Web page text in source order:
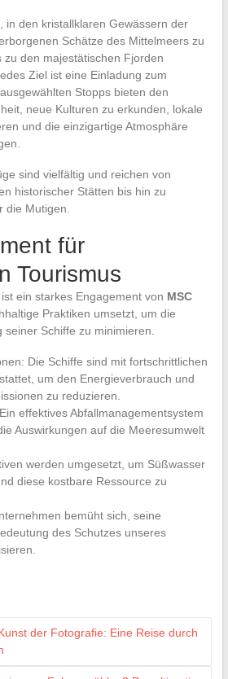
in den kristallklaren Gewässern der
Schätze des Mittelmeers zu
den majestätischen Fjorden
Ziel ist eine Einladung zum
Stopps bieten den
neue Kulturen zu erkunden, lokale
und die einzigartige Atmosphäre
sind vielfältig und reichen von
historischer Stätten bis hin zu
die Mutigen.
für
Tourismus
ein starkes Engagement von MSC
Praktiken umsetzt, um die
Schiffe zu minimieren.
Die Schiffe sind mit fortschrittlichen
um den Energieverbrauch und
zu reduzieren.
effektives Abfallmanagementsystem
Auswirkungen auf die Meeresumwelt
werden umgesetzt, um Süßwasser
diese kostbare Ressource zu
bemüht sich, seine
des Schutzes unseres
der Fotografie: Eine Reise durch